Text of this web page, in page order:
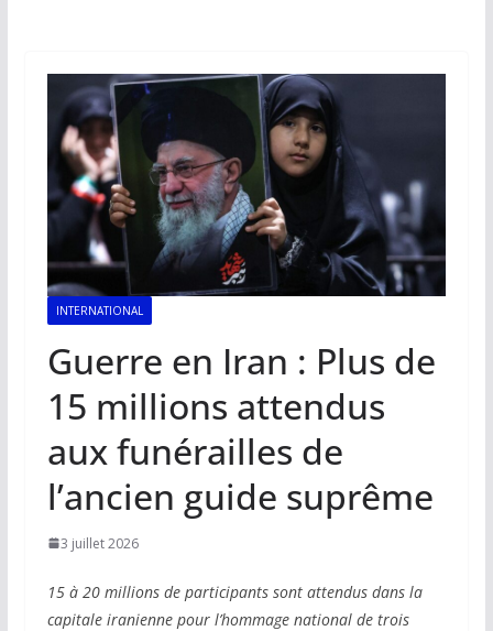
INTERNATIONAL
Guerre en Iran : Plus de
15 millions attendus
aux funérailles de
l’ancien guide suprême
3 juillet 2026
15 à 20 millions de participants sont attendus dans la
capitale iranienne pour l’hommage national de trois